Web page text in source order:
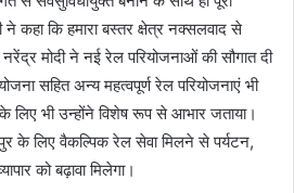
कहा कि हमारा बस्तर क्षेत्र नक्सलवाद से
मोदी ने नई रेल परियोजनाओं की सौगात दी
सहित अन्य महत्वपूर्ण रेल परियोजनाएं भी
लिए भी उन्होंने विशेष रूप से आभार जताया।
के लिए वैकल्पिक रेल सेवा मिलने से पर्यटन,
को बढ़ावा मिलेगा।